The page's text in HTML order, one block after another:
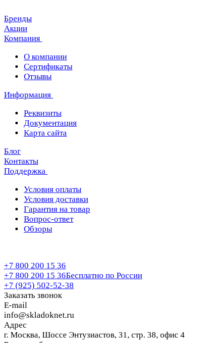
Бренды
Акции
Компания
О компании
Сертификаты
Отзывы
Информация
Реквизиты
Документация
Карта сайта
Блог
Контакты
Поддержка
Условия оплаты
Условия доставки
Гарантия на товар
Вопрос-ответ
Обзоры
+7 800 200 15 36
+7 800 200 15 36Бесплатно по России
+7 (925) 502-52-38
Заказать звонок
E-mail
info@skladoknet.ru
Адрес
г. Москва, Шоссе Энтузиастов, 31, стр. 38, офис 4